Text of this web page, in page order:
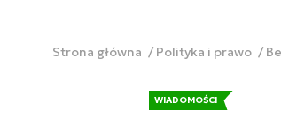
Strona główna Polityka i prawo
WIADOMOŚCI